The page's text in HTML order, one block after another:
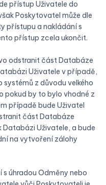
přístup Uživatele do
Poskytovatel může dle
přístupu a nakládání s
přístup zcela ukončit.
odstranit část Databáze
Uživatele v případě,
z důvodu velkého
pokud by to bylo vhodné z
případě bude Uživatel
část Databáze
Uživatele, a bude
na vytvoření zálohy
s úhradou Odměny nebo